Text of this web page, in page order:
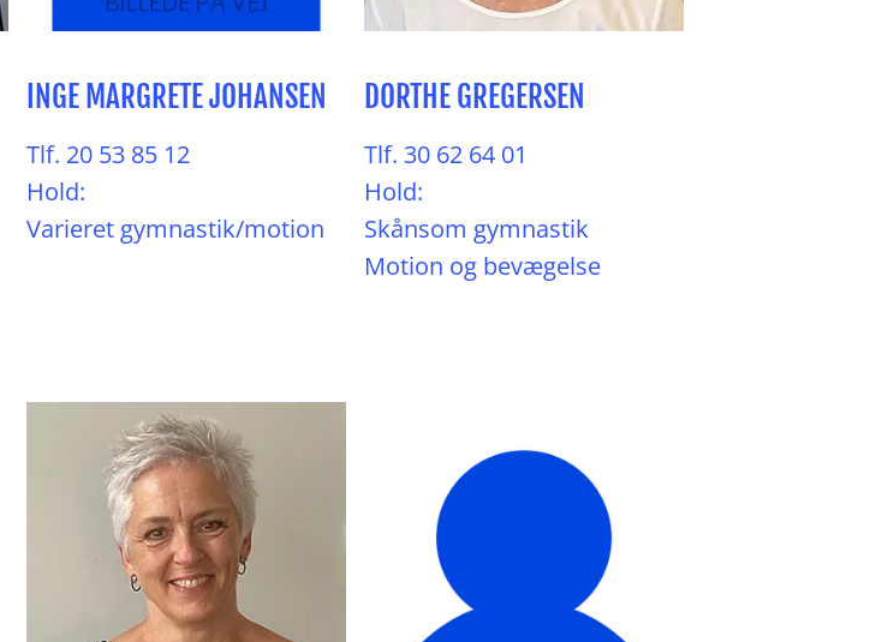
INGE MARGRETE JOHANSEN
Tlf. 20 53 85 12
Hold:
Varieret gymnastik/motion
DORTHE GREGERSEN
Tlf. 30 62 64 01
Hold:
Skånsom gymnastik
Motion og bevægelse